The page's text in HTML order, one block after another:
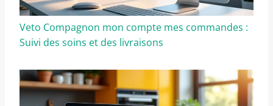
Veto Compagnon mon compte mes commandes :
Suivi des soins et des livraisons